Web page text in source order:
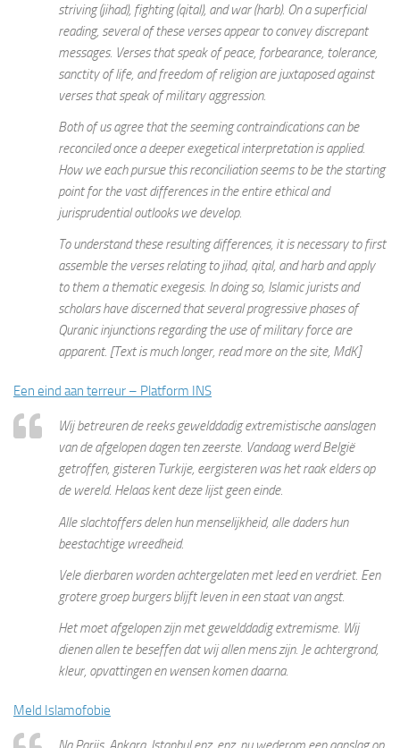
striving (jihad), fighting (qital), and war (harb). On a superficial
reading, several of these verses appear to convey discrepant
messages. Verses that speak of peace, forbearance, tolerance,
sanctity of life, and freedom of religion are juxtaposed against
verses that speak of military aggression.
Both of us agree that the seeming contraindications can be
reconciled once a deeper exegetical interpretation is applied.
How we each pursue this reconciliation seems to be the starting
point for the vast differences in the entire ethical and
jurisprudential outlooks we develop.
To understand these resulting differences, it is necessary to first
assemble the verses relating to jihad, qital, and harb and apply
to them a thematic exegesis. In doing so, Islamic jurists and
scholars have discerned that several progressive phases of
Quranic injunctions regarding the use of military force are
apparent. [Text is much longer, read more on the site, MdK]
Een eind aan terreur – Platform INS
Wij betreuren de reeks gewelddadig extremistische aanslagen
van de afgelopen dagen ten zeerste. Vandaag werd België
getroffen, gisteren Turkije, eergisteren was het raak elders op
de wereld. Helaas kent deze lijst geen einde.
Alle slachtoffers delen hun menselijkheid, alle daders hun
beestachtige wreedheid.
Vele dierbaren worden achtergelaten met leed en verdriet. Een
grotere groep burgers blijft leven in een staat van angst.
Het moet afgelopen zijn met gewelddadig extremisme. Wij
dienen allen te beseffen dat wij allen mens zijn. Je achtergrond,
kleur, opvattingen en wensen komen daarna.
Meld Islamofobie